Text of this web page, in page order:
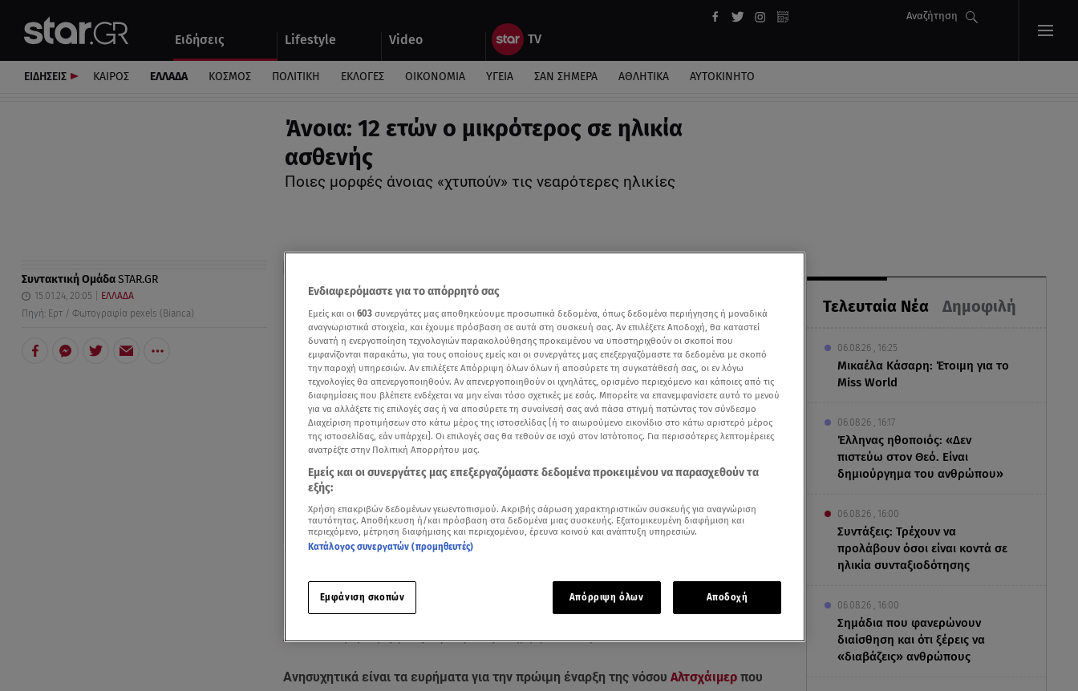
Ειδήσεις Lifestyle Video
Αναζήτηση
Αυτοκίνητο
ΕΙΔΗΣΕΙΣ ΚΑΙΡΟΣ ΕΛΛΑΔΑ ΚΟΣΜΟΣ ΠΟΛΙΤΙΚΗ ΕΚΛΟΓΕΣ ΟΙΚΟΝΟΜΙΑ ΥΓΕΙΑ ΣΑΝ ΣΗΜΕΡΑ ΑΘΛΗΤΙΚΑ ΑΥΤΟΚΙΝΗΤΟ
Άνοια: 12 ετών ο μικρότερος σε ηλικία
ασθενής
Ποιες μορφές άνοιας «χτυπούν» τις νεαρότερες ηλικίες
Τελευταία Νέα Δημοφιλή
06.08.26 , 16:25
Μικαέλα Κάσαρη: Έτοιμη για το
Miss World
06.08.26 , 16:17
Έλληνας ηθοποιός: «Δεν
πιστεύω στον Θεό. Είναι
δημιούργημα του ανθρώπου»
06.08.26 , 16:00
Συντάξεις: Τρέχουν να
προλάβουν όσοι είναι κοντά σε
ηλικία συνταξιοδότησης
06.08.26 , 16:00
Σημάδια που φανερώνουν
διαίσθηση και ότι ξέρεις να
«διαβάζεις» ανθρώπους
Συντακτική ΟμάδαSTAR.GR
15.01.24, 20:05
ΕΛΛΑΔΑ
Πηγή: Ερτ / Φωτογραφία pexels (Bianca)
Add star.gr on Google
Ολοένα και μικρότερες ηλικίες πλήττει η νόσος Αλτσχάιμερ / Βίντεο Ερτ
Ανησυχητικά είναι τα ευρήματα για την πρώιμη έναρξη της νόσου Αλτσχάιμερ που
Ενδιαφερόμαστε για το απόρρητό σας
Εμείς και οι 603 συνεργάτες μας αποθηκεύουμε προσωπικά δεδομένα, όπως δεδομένα περιήγησης ή μοναδικά
αναγνωριστικά στοιχεία, και έχουμε πρόσβαση σε αυτά στη συσκευή σας. Αν επιλέξετε Αποδοχή, θα καταστεί
δυνατή η ενεργοποίηση τεχνολογιών παρακολούθησης προκειμένου να υποστηριχθούν οι σκοποί που
εμφανίζονται παρακάτω, για τους οποίους εμείς και οι συνεργάτες μας επεξεργαζόμαστε τα δεδομένα με σκοπό
την παροχή υπηρεσιών. Αν επιλέξετε Απόρριψη όλων όλων ή αποσύρετε τη συγκατάθεσή σας, οι εν λόγω
τεχνολογίες θα απενεργοποιηθούν. Αν απενεργοποιηθούν οι ιχνηλάτες, ορισμένο περιεχόμενο και κάποιες από τις
διαφημίσεις που βλέπετε ενδέχεται να μην είναι τόσο σχετικές με εσάς. Μπορείτε να επανεμφανίσετε αυτό το μενού
για να αλλάξετε τις επιλογές σας ή να αποσύρετε τη συναίνεσή σας ανά πάσα στιγμή πατώντας τον σύνδεσμο
Διαχείριση προτιμήσεων στο κάτω μέρος της ιστοσελίδας [ή το αιωρούμενο εικονίδιο στο κάτω αριστερό μέρος
της ιστοσελίδας, εάν υπάρχει]. Οι επιλογές σας θα τεθούν σε ισχύ στον Ιστότοπος. Για περισσότερες λεπτομέρειες
ανατρέξτε στην Πολιτική Απορρήτου μας.
Εμείς και οι συνεργάτες μας επεξεργαζόμαστε δεδομένα προκειμένου να παρασχεθούν τα
εξής:
Χρήση επακριβών δεδομένων γεωεντοπισμού. Ακριβής σάρωση χαρακτηριστικών συσκευής για αναγνώριση
ταυτότητας. Αποθήκευση ή/και πρόσβαση στα δεδομένα μιας συσκευής. Εξατομικευμένη διαφήμιση και
περιεχόμενο, μέτρηση διαφήμισης και περιεχομένου, έρευνα κοινού και ανάπτυξη υπηρεσιών.
Κατάλογος συνεργατών (προμηθευτές)
Εμφάνιση σκοπών Απόρριψη όλων Αποδοχή